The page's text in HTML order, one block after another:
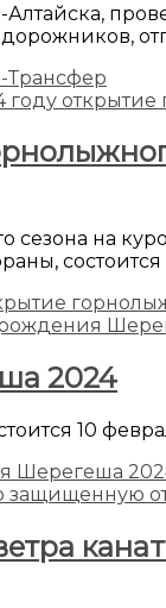
Алтайска,
Трансфер
сезона на
2024
10
Шерегеша